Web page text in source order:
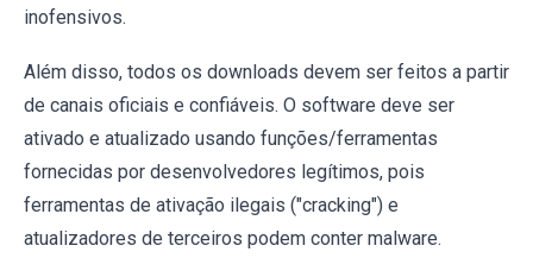
inofensivos.
Além disso, todos os downloads devem ser feitos a partir
de canais oficiais e confiáveis. O software deve ser
ativado e atualizado usando funções/ferramentas
fornecidas por desenvolvedores legítimos, pois
ferramentas de ativação ilegais ("cracking") e
atualizadores de terceiros podem conter malware.